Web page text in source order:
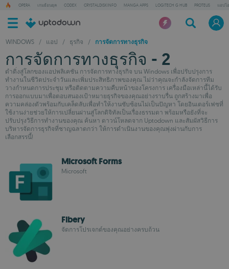
OPERA เกมย้อนยุค CODEX CRYSTALDISKINFO MANGA APPS LOGITECH G HUB PROTEUS แอปโ
WINDOWS / แอป / ธุรกิจ / การจัดการทางธุรกิจ
การจัดการทางธุรกิจ - 2
ดำดิ่งสู่โลกของแอปพลิเคชัน การจัดการทางธุรกิจ บน Windows เพื่อปรับปรุงการ
ทำงานในชีวิตประจำวันและเพิ่มประสิทธิภาพของคุณ ไม่ว่าคุณจะกำลังจัดการทีม
วางกำหนดการประชุม หรือติดตามความคืบหน้าของโครงการ เครื่องมือเหล่านี้ได้รับ
การออกแบบมาเพื่อตอบสนองเป้าหมายธุรกิจของคุณอย่างราบรื่น ถูกสร้างมาเพื่อ
ความคล่องตัวพร้อมกับเคล็ดลับเพื่อทำให้งานซับซ้อนไม่เป็นปัญหา โดยอินเตอร์เฟซที่
ใช้งานง่ายช่วยให้การเปลี่ยนผ่านสู่โลกดิจิทัลเป็นเรื่องธรรมดา พร้อมหรือยังที่จะ
ปรับปรุงวิธีการทำงานของคุณ ค้นหา ดาวน์โหลดจาก Uptodown และสัมผัสวิธีการ
บริหารจัดการธุรกิจที่ชาญฉลาดกว่า ให้การดำเนินงานของคุณพุ่งผ่านกับการ
เลือกสรรนี้!
Microsoft Forms
Microsoft
Fibery
จัดการโปรเจกต์ของคุณอย่างครบถ้วน